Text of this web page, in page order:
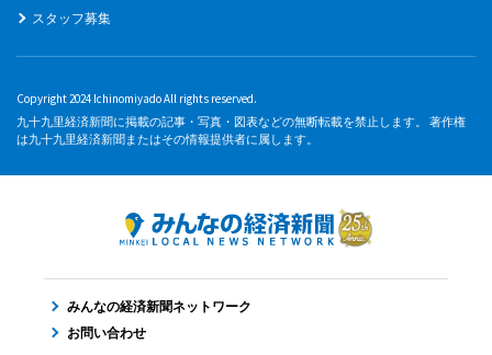
スタッフ募集
Copyright 2024 Ichinomiyado All rights reserved.
九十九里経済新聞に掲載の記事・写真・図表などの無断転載を禁止します。 著作権
は九十九里経済新聞またはその情報提供者に属します。
みんなの経済新聞ネットワーク
お問い合わせ